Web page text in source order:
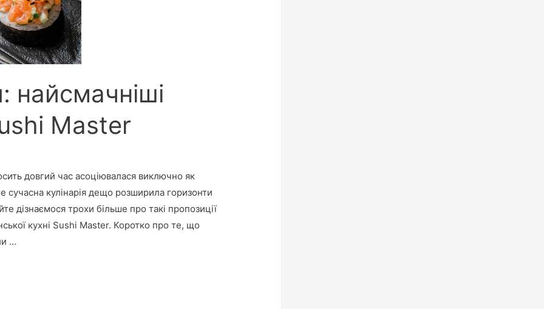
найсмачніші
Master
довгий час асоціювалася виключно як
сучасна кулінарія дещо розширила горизонти
дізнаємося трохи більше про такі пропозиції
кухні Sushi Master. Коротко про те, що
…